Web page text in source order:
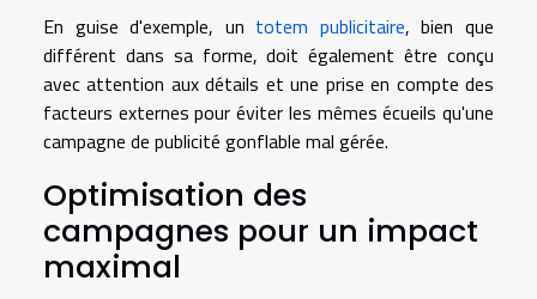
En guise d'exemple, un totem publicitaire, bien que
différent dans sa forme, doit également être conçu
avec attention aux détails et une prise en compte des
facteurs externes pour éviter les mêmes écueils qu'une
campagne de publicité gonflable mal gérée.
Optimisation des
campagnes pour un impact
maximal